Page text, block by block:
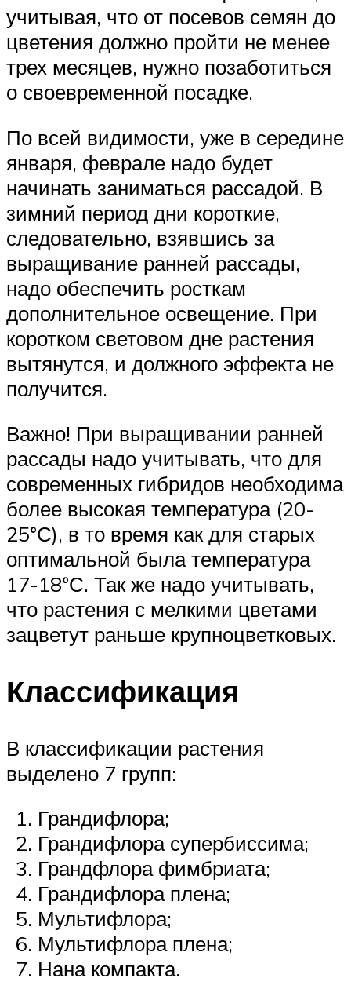
учитывая, что от посевов семян до
цветения должно пройти не менее
трех месяцев, нужно позаботиться
о своевременной посадке.
По всей видимости, уже в середине
января, феврале надо будет
начинать заниматься рассадой. В
зимний период дни короткие,
следовательно, взявшись за
выращивание ранней рассады,
надо обеспечить росткам
дополнительное освещение. При
коротком световом дне растения
вытянутся, и должного эффекта не
получится.
Важно! При выращивании ранней
рассады надо учитывать, что для
современных гибридов необходима
более высокая температура (20-
25°С), в то время как для старых
оптимальной была температура
17-18°С. Так же надо учитывать,
что растения с мелкими цветами
зацветут раньше крупноцветковых.
Классификация
В классификации растения
выделено 7 групп:
Грандифлора;
Грандифлора супербиссима;
Грандфлора фимбриата;
Грандифлора плена;
Мультифлора;
Мультифлора плена;
Нана компакта.